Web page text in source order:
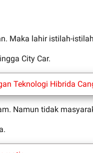
Maka lahir istilah-
City Car.
Teknologi Hibrida
Namun tidak